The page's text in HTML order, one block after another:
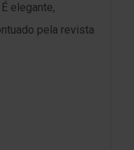
elegante,
pela revista